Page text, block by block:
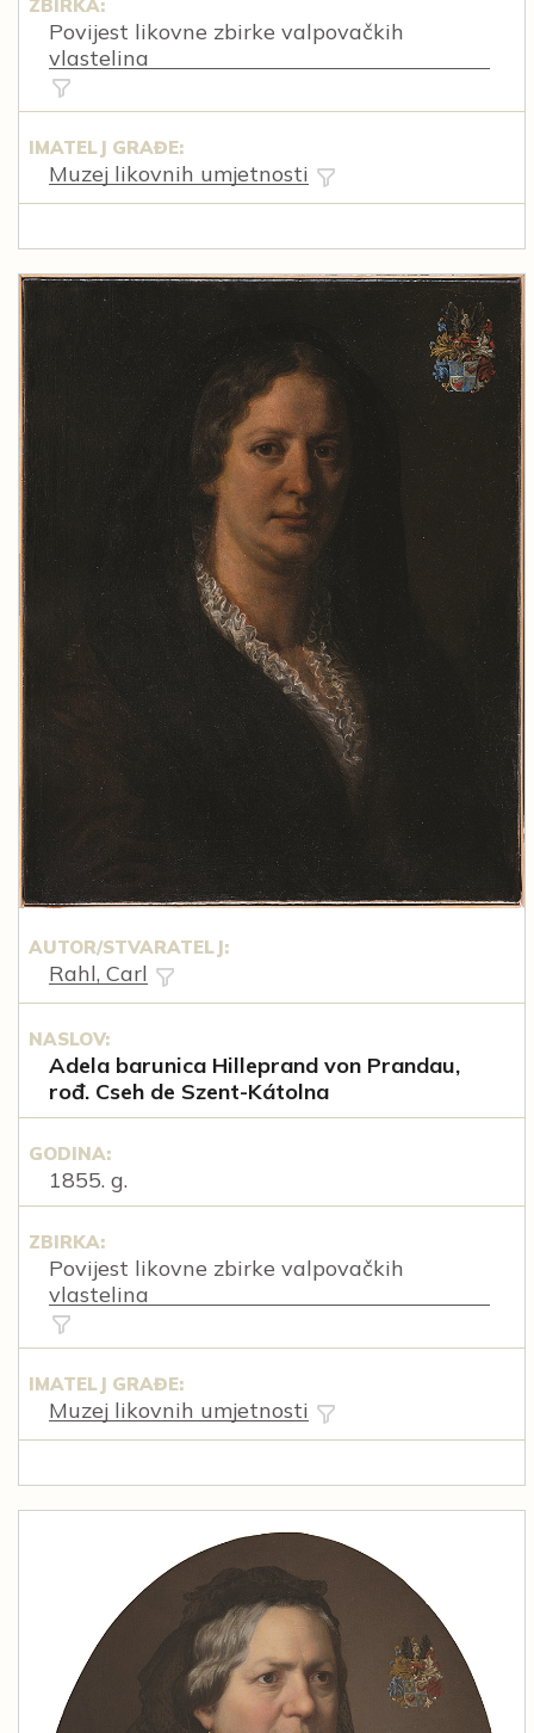
ZBIRKA:
Povijest likovne zbirke valpovačkih
vlastelina
IMATELJ GRAĐE:
Muzej likovnih umjetnosti
AUTOR/STVARATELJ:
Rahl, Carl
NASLOV:
Adela barunica Hilleprand von Prandau,
rođ. Cseh de Szent-Kátolna
GODINA:
1855. g.
ZBIRKA:
Povijest likovne zbirke valpovačkih
vlastelina
IMATELJ GRAĐE:
Muzej likovnih umjetnosti